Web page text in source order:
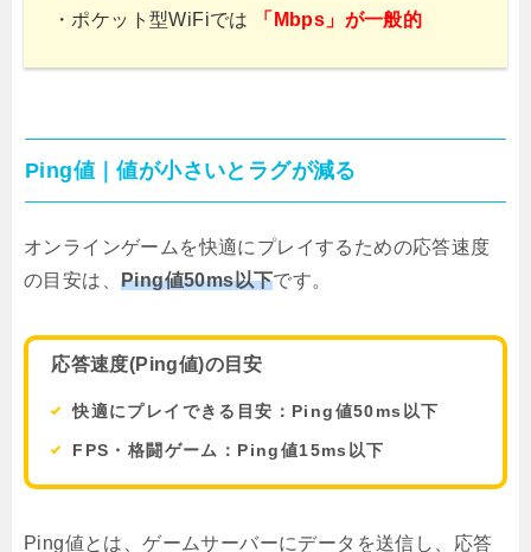
・ポケット型WiFiでは
「Mbps」が一般的
Ping値｜値が小さいとラグが減る
オンラインゲームを快適にプレイするための応答速度
の目安は、 Ping値50ms以下です。
応答速度(Ping値)の目安
快適にプレイできる目安：Ping値50ms以下
FPS・格闘ゲーム：Ping値15ms以下
Ping値とは、ゲームサーバーにデータを送信し、応答